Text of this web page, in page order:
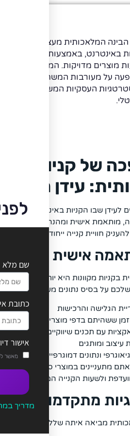
הבינה המלאכותית מעצבת מחדש את
באינטרנט, באמצעות התאמת תוכן
מוצרים מדויקות. המדריך יבחן את
על מעורבות המשתמש, שיעורי
העסקיות המשנות את פני
של קניות
עידן חדש
לעידן שבו הקניות באינטרנט
אישית ומהנה. חנויות
חוויית קנייה ייחודית ומדויקת.
אישית בקניות
בקניות מקוונות היא יותר מסתם
על בסיס נתונים מעמיקים ומציעה
הגלישה והרכישות
ששהיתם בדפי מוצרים
עם תכנים שיווקיים
עיצוב ומותגים
ונתונים דמוגרפיים
מתעניינים במוצרי ספורט,
ולשעות הקנייה המועדפות עליכם.
מתקדמות
מביאה איתה שלל טכנולוגיות
שם מלא
כתובת
אישור
מאשר
מדריך במתנה בדרך